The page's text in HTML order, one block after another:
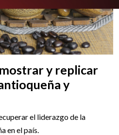
y replicar
y
el liderazgo de la
en el país.